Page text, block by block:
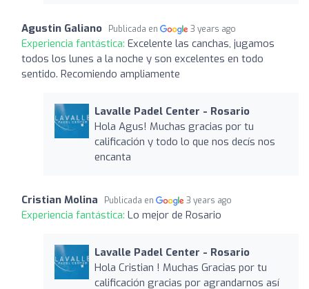
Agustin Galiano Publicada en 3 years ago
Experiencia fantástica: Excelente las canchas, jugamos
todos los lunes a la noche y son excelentes en todo
sentido. Recomiendo ampliamente
Lavalle Padel Center - Rosario
Hola Agus! Muchas gracias por tu
calificación y todo lo que nos decís nos
encanta
Cristian Molina Publicada en 3 years ago
Experiencia fantástica: Lo mejor de Rosario
Lavalle Padel Center - Rosario
Hola Cristian ! Muchas Gracias por tu
calificación gracias por agrandarnos así